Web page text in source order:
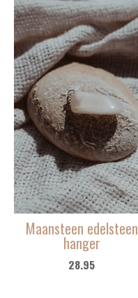
Maansteen edelsteen
hanger
28.95